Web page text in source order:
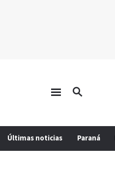
Últimas noticias Paraná